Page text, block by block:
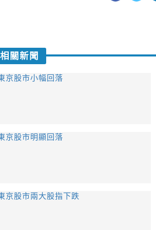
相關新聞
京股市小幅回落
京股市明顯回落
京股市兩大股指下跌